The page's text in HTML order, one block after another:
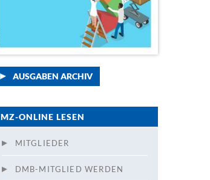
AUSGABEN ARCHIV
MZ-ONLINE LESEN
MITGLIEDER
DMB-MITGLIED WERDEN